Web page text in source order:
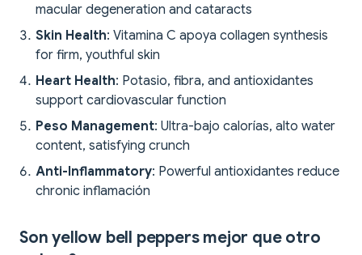
macular degeneration and cataracts
Skin Health: Vitamina C apoya collagen synthesis
for firm, youthful skin
Heart Health: Potasio, fibra, and antioxidantes
support cardiovascular function
Peso Management: Ultra-bajo calorías, alto water
content, satisfying crunch
Anti-Inflammatory: Powerful antioxidantes reduce
chronic inflamación
Son yellow bell peppers mejor que otro